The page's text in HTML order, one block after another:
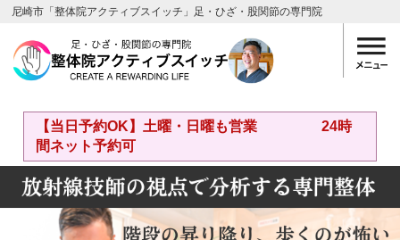
尼崎市「整体院アクティブスイッチ」足・ひざ・股関節の専門院
【当日予約OK】土曜・日曜も営業 24時
間ネット予約可